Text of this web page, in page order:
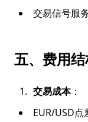
交易信号服
五、费用
交易成本：
EUR/USD点